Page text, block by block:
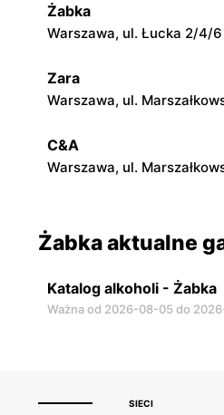
Żabka
Żabka
Żabka
Warszawa, ul. Łucka 2/4/
Zara
Warszawa, ul.
C&A
Warszawa, ul.
Żabka aktualne
Katalog alkoholi - Żabka
Ważna od 2026-08-05 do
SIECI